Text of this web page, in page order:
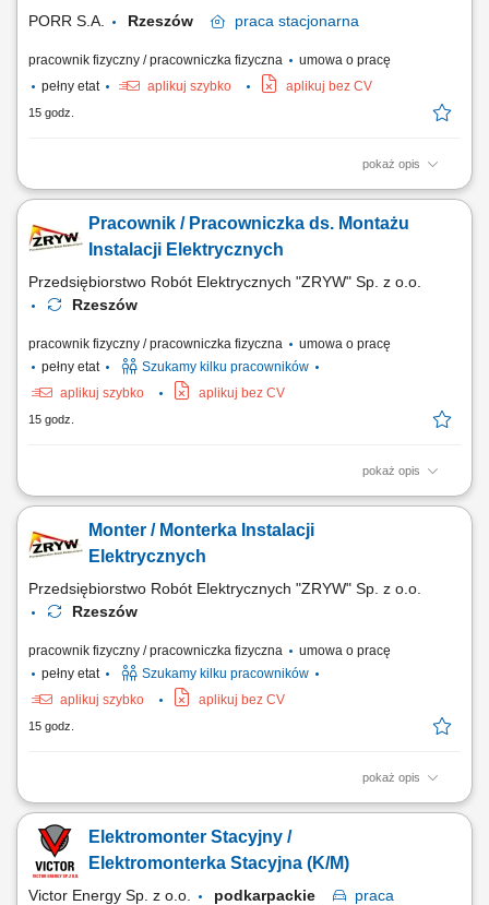
PORR S.A. Rzeszów praca stacjonarna
pracownik fizyczny / pracowniczka fizyczna
umowa o pracę
pełny etat
aplikuj szybko aplikuj bez CV
15 godz.
pokaż opis
Opis stanowiska: Prowadzenie bieżących prac serwisowych i
pomiarowo-kontrolnych. Szybka diagnostyka, lokalizowanie przyczyn
usterek i naprawa aparatury AKPiA oraz podzespołów elektrycznych.
Pracownik / Pracowniczka ds. Montażu
Instalacji Elektrycznych
Przedsiębiorstwo Robót Elektrycznych "ZRYW" Sp. z o.o.
Rzeszów
pracownik fizyczny / pracowniczka fizyczna
umowa o pracę
pełny etat
Szukamy kilku pracowników
aplikuj szybko
aplikuj bez CV
15 godz.
pokaż opis
Montaż instalacji elektrycznych zgodnie z dokumentacją techniczną.
zespołem podczas realizacji inwestycji.
Monter / Monterka Instalacji
Elektrycznych
Przedsiębiorstwo Robót Elektrycznych "ZRYW" Sp. z o.o.
Rzeszów
pracownik fizyczny / pracowniczka fizyczna
umowa o pracę
pełny etat
Szukamy kilku pracowników
aplikuj szybko
aplikuj bez CV
15 godz.
pokaż opis
Montaż instalacji elektrycznych zgodnie z dokumentacją i
obowiązującymi standardami. Wykonywanie prac montażowych na
realizowanych inwestycjach. Dbanie o jakość i terminowość
wykonywanych prac. Przestrzeganie zasad bezpieczeństwa podczas
realizacji zadań.
Elektromonter Stacyjny /
Elektromonterka Stacyjna (K/M)
Victor Energy Sp. z o.o. podkarpackie praca